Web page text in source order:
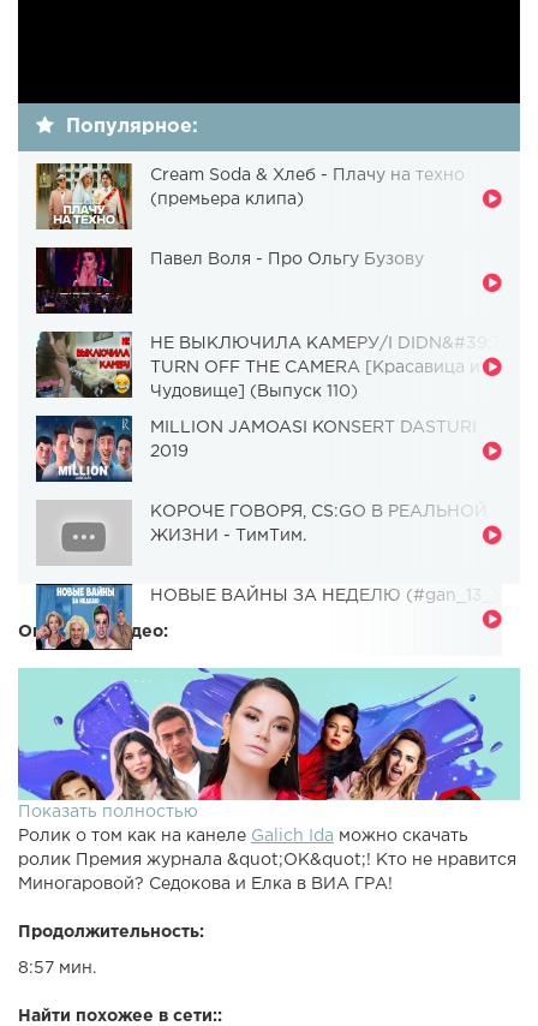
Популярное:
Cream Soda & Хлеб - Плачу на техно
(премьера клипа)
Павел Воля - Про Ольгу Бузову
НЕ ВЫКЛЮЧИЛА КАМЕРУ/I DIDN&#39;T
TURN OFF THE CAMERA [Красавица и
Чудовище] (Выпуск 110)
MILLION JAMOASI KONSERT DASTURI
2019
КОРОЧЕ ГОВОРЯ, CS:GO В РЕАЛЬНОЙ
ЖИЗНИ - ТимТим.
НОВЫЕ ВАЙНЫ ЗА НЕДЕЛЮ (#gan_13_)
Описание видео:
Показать полностью
Ролик о том как на канеле Galich Ida можно скачать
ролик Премия журнала &quot;ОК&quot;! Кто не нравится
Миногаровой? Седокова и Елка в ВИА ГРА!
Продолжительность:
8:57 мин.
Найти похожее в сети::